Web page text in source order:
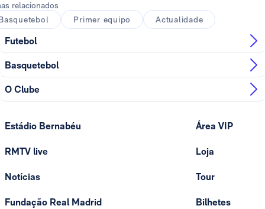
relacionados
Primer equipo Actualidade
Futebol
Basquetebol
O Clube
Estádio Bernabéu
RMTV live
Notícias
Fundação Real Madrid
Área VIP
Loja
Tour
Bilhetes